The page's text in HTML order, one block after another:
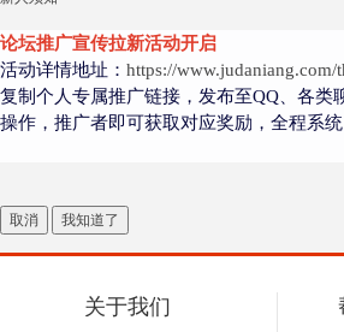
论坛推广宣传拉新活动开启
活动详情地址： https://www.judaniang.com/
复制个人专属推广链接，发布至QQ、各
操作，推广者即可获取对应奖励，全程系统
取消 我知道了
关于我们